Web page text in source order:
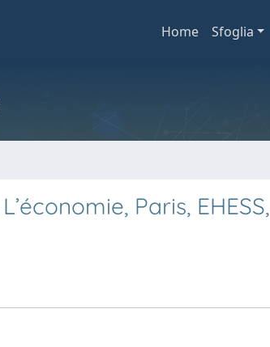
Home Sfoglia
Paris, EHESS,